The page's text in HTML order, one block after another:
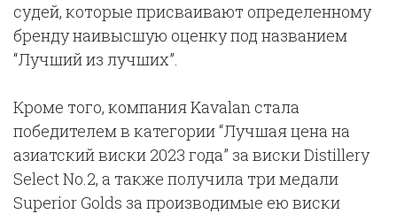
судей, которые присваивают определенному
бренду наивысшую оценку под названием
“Лучший из лучших”.
Кроме того, компания Kavalan стала
победителем в категории “Лучшая цена на
азиатский виски 2023 года” за виски Distillery
Select No.2, а также получила три медали
Superior Golds за производимые ею виски